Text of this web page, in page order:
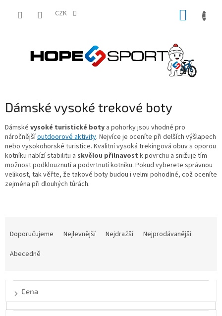
CZK
Dámské vysoké trekové boty
Dámské vysoké turistické boty a pohorky jsou vhodné pro
náročnějšíoutdoorové aktivity. Nejvíce je oceníte při delších výšlapech
nebo vysokohorské turistice. Kvalitní vysoká trekingová obuv s oporou
kotníku nabízí stabilitu a skvělou přilnavost k povrchu a snižuje tím
možnost podklouznutí a podvrtnutí kotníku. Pokud vyberete správnou
velikost, tak věřte, že takové boty budou i velmi pohodlné, což oceníte
zejména při dlouhých tůrách.
o
Doporučujeme Nejlevnější Nejdražší
Nejprodávanější
Abecedně
Cena